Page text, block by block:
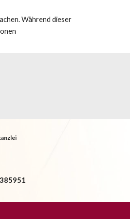
Während dieser